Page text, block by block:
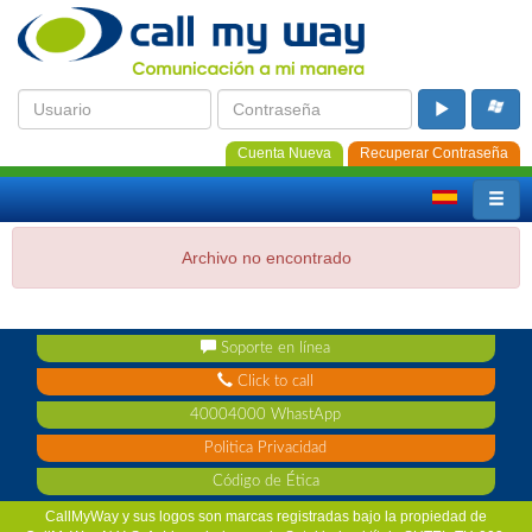
Cuenta Nueva Recuperar Contraseña
Archivo no encontrado
Soporte en línea
Click to call
40004000 WhastApp
Politica Privacidad
Código de Ética
CallMyWay y sus logos son marcas registradas bajo la propiedad de